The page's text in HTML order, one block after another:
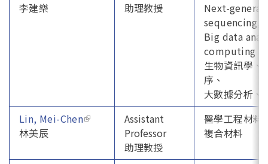
李建樂
助理教授
Next-
sequencing,
Big data
computing
生物資訊學、
序、
大數據分析、
Lin, Mei-Chen(link is external)
林美辰
Assistant
Professor
助理教授
醫學工程材料
複合材料